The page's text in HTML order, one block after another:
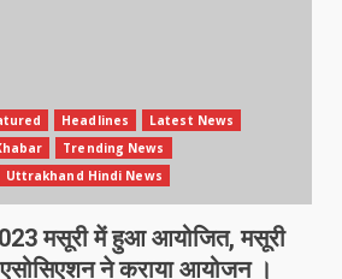
Headlines
Latest News
Trending News
Uttrakhand Hindi News
मसूरी में हुआ आयोजित, मसूरी
ने कराया आयोजन ।